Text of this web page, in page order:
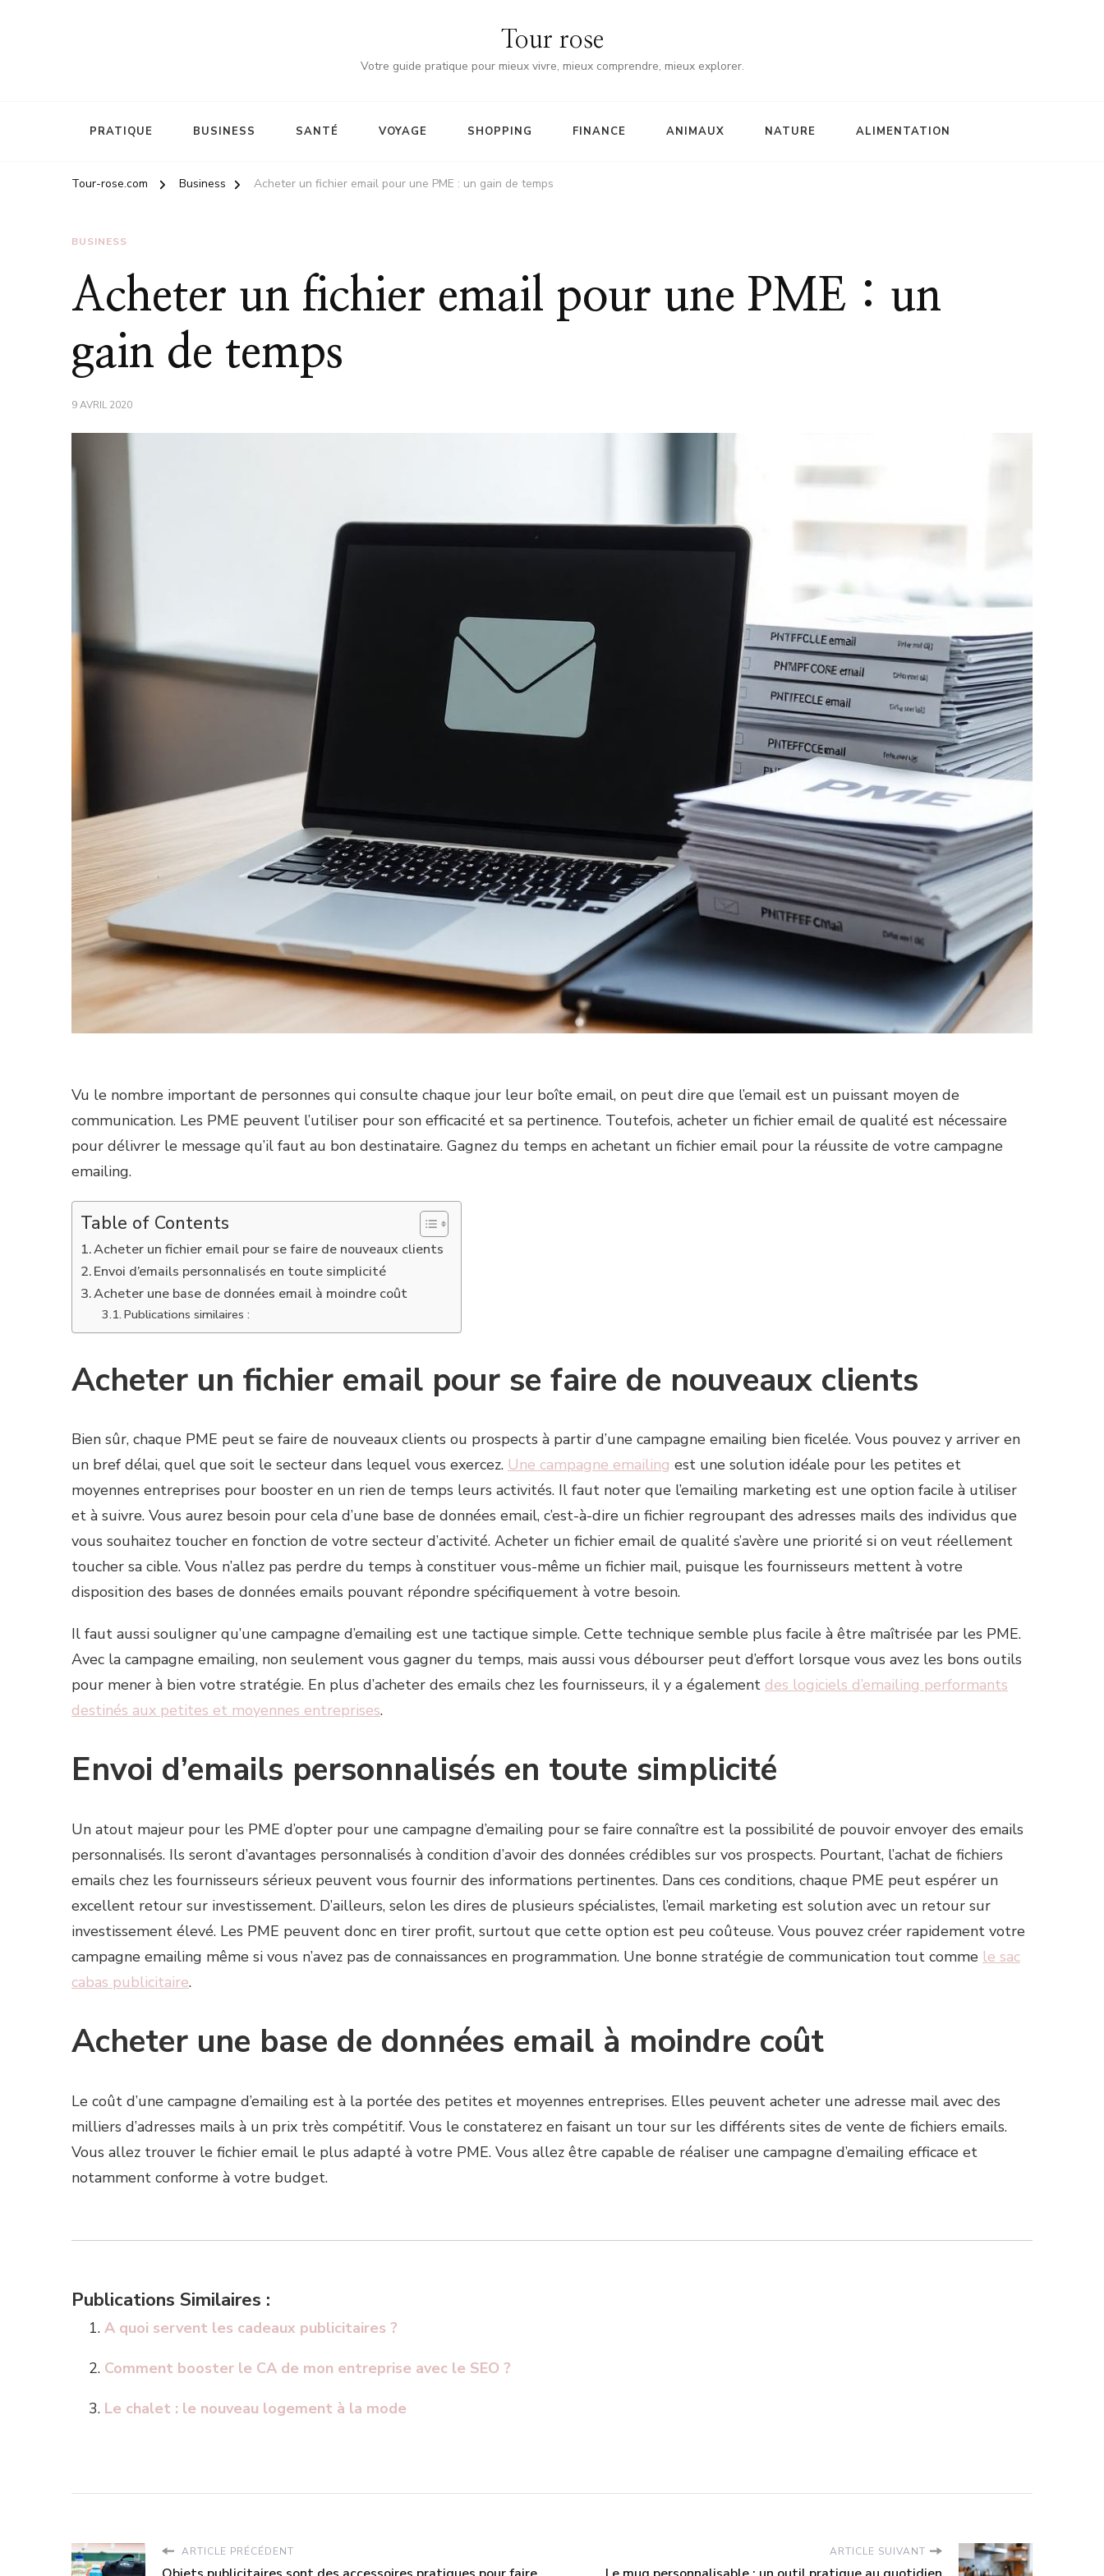
Tour rose
Votre guide pratique pour mieux vivre, mieux comprendre, mieux explorer.
PRATIQUE BUSINESS SANTÉ VOYAGE SHOPPING FINANCE ANIMAUX NATURE ALIMENTATION
Tour-rose.com Business Acheter un fichier email pour une PME : un gain de temps
BUSINESS
Acheter un fichier email pour une PME : un
gain de temps
9 AVRIL 2020
Vu le nombre important de personnes qui consulte chaque jour leur boîte email, on peut dire que l’email est un puissant moyen de
communication. Les PME peuvent l’utiliser pour son efficacité et sa pertinence. Toutefois, acheter un fichier email de qualité est nécessaire
pour délivrer le message qu’il faut au bon destinataire. Gagnez du temps en achetant un fichier email pour la réussite de votre campagne
emailing.
Table of Contents
Acheter un fichier email pour se faire de nouveaux clients
Envoi d’emails personnalisés en toute simplicité
Acheter une base de données email à moindre coût
Publications similaires :
Acheter un fichier email pour se faire de nouveaux clients
Bien sûr, chaque PME peut se faire de nouveaux clients ou prospects à partir d’une campagne emailing bien ficelée. Vous pouvez y arriver en
un bref délai, quel que soit le secteur dans lequel vous exercez. Une campagne emailing est une solution idéale pour les petites et
moyennes entreprises pour booster en un rien de temps leurs activités. Il faut noter que l’emailing marketing est une option facile à utiliser
et à suivre. Vous aurez besoin pour cela d’une base de données email, c’est-à-dire un fichier regroupant des adresses mails des individus que
vous souhaitez toucher en fonction de votre secteur d’activité. Acheter un fichier email de qualité s’avère une priorité si on veut réellement
toucher sa cible. Vous n’allez pas perdre du temps à constituer vous-même un fichier mail, puisque les fournisseurs mettent à votre
disposition des bases de données emails pouvant répondre spécifiquement à votre besoin.
Il faut aussi souligner qu’une campagne d’emailing est une tactique simple. Cette technique semble plus facile à être maîtrisée par les PME.
Avec la campagne emailing, non seulement vous gagner du temps, mais aussi vous débourser peut d’effort lorsque vous avez les bons outils
pour mener à bien votre stratégie. En plus d’acheter des emails chez les fournisseurs, il y a également des logiciels d’emailing performants
destinés aux petites et moyennes entreprises.
Envoi d’emails personnalisés en toute simplicité
Un atout majeur pour les PME d’opter pour une campagne d’emailing pour se faire connaître est la possibilité de pouvoir envoyer des emails
personnalisés. Ils seront d’avantages personnalisés à condition d’avoir des données crédibles sur vos prospects. Pourtant, l’achat de fichiers
emails chez les fournisseurs sérieux peuvent vous fournir des informations pertinentes. Dans ces conditions, chaque PME peut espérer un
excellent retour sur investissement. D’ailleurs, selon les dires de plusieurs spécialistes, l’email marketing est solution avec un retour sur
investissement élevé. Les PME peuvent donc en tirer profit, surtout que cette option est peu coûteuse. Vous pouvez créer rapidement votre
campagne emailing même si vous n’avez pas de connaissances en programmation. Une bonne stratégie de communication tout comme le sac
cabas publicitaire.
Acheter une base de données email à moindre coût
Le coût d’une campagne d’emailing est à la portée des petites et moyennes entreprises. Elles peuvent acheter une adresse mail avec des
milliers d’adresses mails à un prix très compétitif. Vous le constaterez en faisant un tour sur les différents sites de vente de fichiers emails.
Vous allez trouver le fichier email le plus adapté à votre PME. Vous allez être capable de réaliser une campagne d’emailing efficace et
notamment conforme à votre budget.
Publications Similaires :
A quoi servent les cadeaux publicitaires ?
Comment booster le CA de mon entreprise avec le SEO ?
Le chalet : le nouveau logement à la mode
ARTICLE PRÉCÉDENT ARTICLE SUIVANT